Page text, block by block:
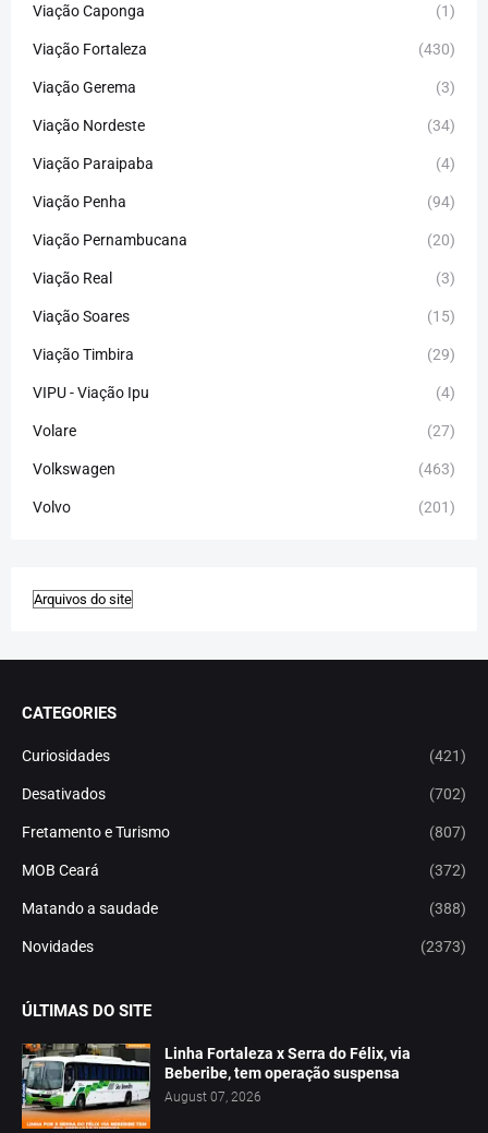
Viação Caponga (1)
Viação Fortaleza (430)
Viação Gerema (3)
Viação Nordeste (34)
Viação Paraipaba (4)
Viação Penha (94)
Viação Pernambucana (20)
Viação Real (3)
Viação Soares (15)
Viação Timbira (29)
VIPU - Viação Ipu (4)
Volare (27)
Volkswagen (463)
Volvo (201)
CATEGORIES
Curiosidades (421)
Desativados (702)
Fretamento e Turismo (807)
MOB Ceará (372)
Matando a saudade (388)
Novidades (2373)
ÚLTIMAS DO SITE
Linha Fortaleza x Serra do Félix, via
Beberibe, tem operação suspensa
August 07, 2026